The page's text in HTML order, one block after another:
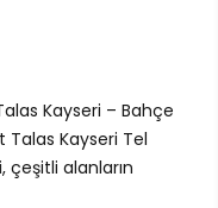
Kayseri – Bahçe
Kayseri Tel
çeşitli alanların